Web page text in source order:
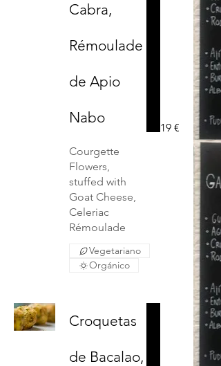
Cabra,
Rémoulade
de Apio
Nabo
Courgette
Flowers,
stuffed with
Goat Cheese,
Celeriac
Rémoulade
19 €
Vegetariano
Orgánico
Croquetas
de Bacalao,